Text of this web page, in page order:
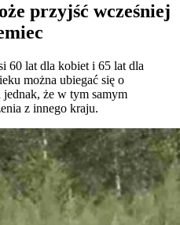
przyjść wcześniej
60 lat dla kobiet i 65 lat dla
można ubiegać się o
że w tym samym
z innego kraju.